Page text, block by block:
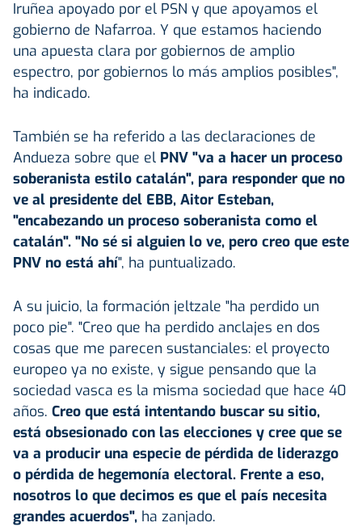
Iruñea apoyado por el PSN y que apoyamos el
gobierno de Nafarroa. Y que estamos haciendo
una apuesta clara por gobiernos de amplio
espectro, por gobiernos lo más amplios posibles",
ha indicado.
También se ha referido a las declaraciones de
Andueza sobre que el PNV "va a hacer un proceso
soberanista estilo catalán", para responder que no
ve al presidente del EBB, Aitor Esteban,
"encabezando un proceso soberanista como el
catalán". "No sé si alguien lo ve, pero creo que este
PNV no está ahí", ha puntualizado.
A su juicio, la formación jeltzale "ha perdido un
poco pie". "Creo que ha perdido anclajes en dos
cosas que me parecen sustanciales: el proyecto
europeo ya no existe, y sigue pensando que la
sociedad vasca es la misma sociedad que hace 40
años. Creo que está intentando buscar su sitio,
está obsesionado con las elecciones y cree que se
va a producir una especie de pérdida de liderazgo
o pérdida de hegemonía electoral. Frente a eso,
nosotros lo que decimos es que el país necesita
grandes acuerdos", ha zanjado.